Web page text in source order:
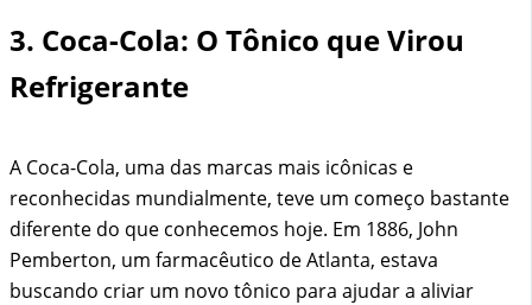
3. Coca-Cola: O Tônico que Virou
Refrigerante
A Coca-Cola, uma das marcas mais icônicas e
reconhecidas mundialmente, teve um começo bastante
diferente do que conhecemos hoje. Em 1886, John
Pemberton, um farmacêutico de Atlanta, estava
buscando criar um novo tônico para ajudar a aliviar